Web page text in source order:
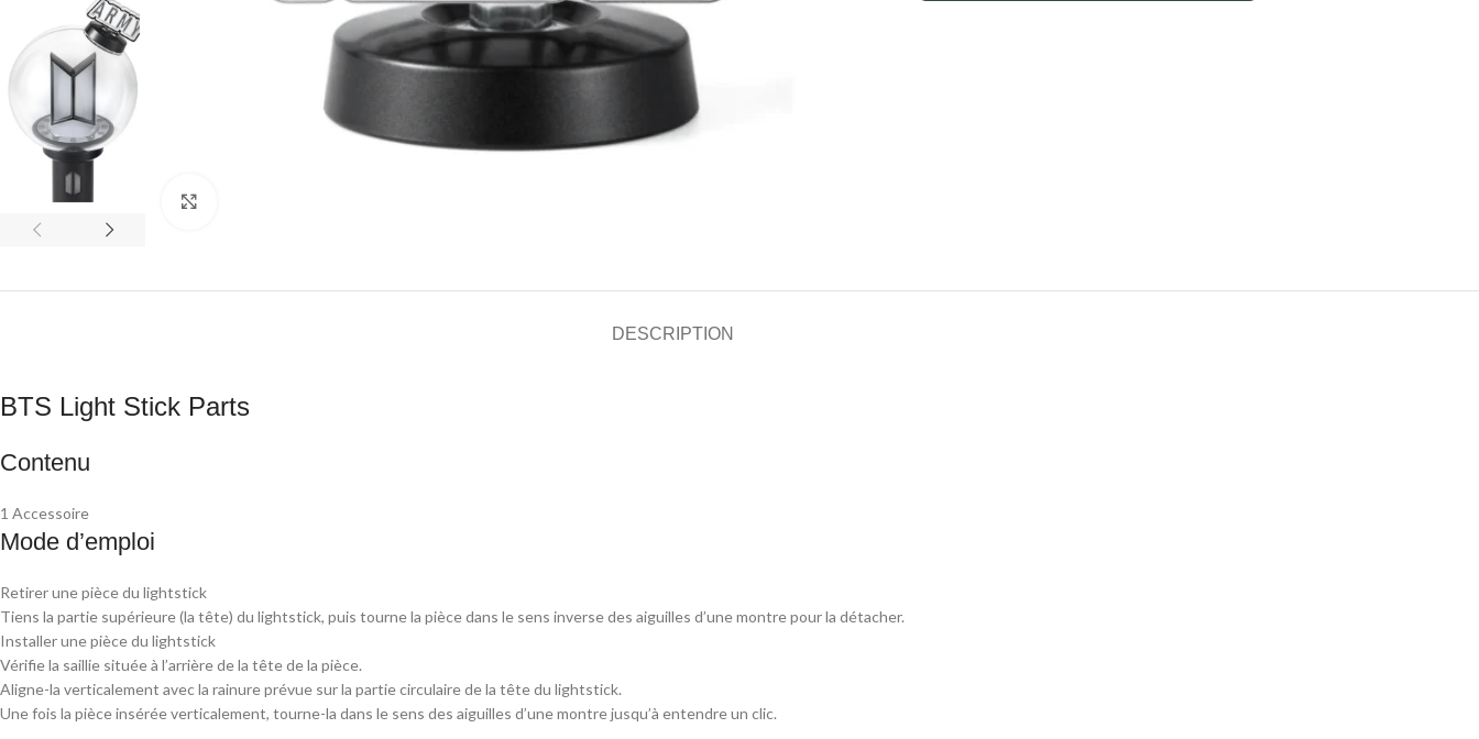
DESCRIPTION
BTS Light Stick Parts
Contenu
1 Accessoire
Mode d’emploi
Retirer une pièce du lightstick
Tiens la partie supérieure (la tête) du lightstick, puis tourne la pièce dans le sens inverse des aiguilles d’une montre pour la détacher.
Installer une pièce du lightstick
Vérifie la saillie située à l’arrière de la tête de la pièce.
Aligne-la verticalement avec la rainure prévue sur la partie circulaire de la tête du lightstick.
Une fois la pièce insérée verticalement, tourne-la dans le sens des aiguilles d’une montre jusqu’à entendre un clic.